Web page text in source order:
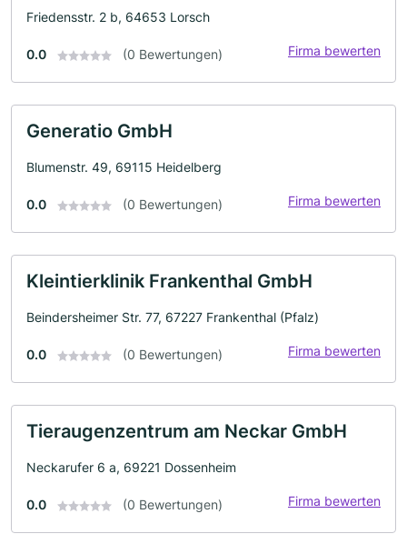
Friedensstr. 2 b, 64653 Lorsch
0.0 (0 Bewertungen) Firma bewerten
Generatio GmbH
Blumenstr. 49, 69115 Heidelberg
0.0 (0 Bewertungen) Firma bewerten
Kleintierklinik Frankenthal GmbH
Beindersheimer Str. 77, 67227 Frankenthal (Pfalz)
0.0 (0 Bewertungen) Firma bewerten
Tieraugenzentrum am Neckar GmbH
Neckarufer 6 a, 69221 Dossenheim
0.0 (0 Bewertungen) Firma bewerten